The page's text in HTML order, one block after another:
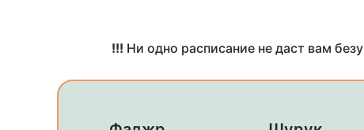
!!! Ни одно расписание не даст вам